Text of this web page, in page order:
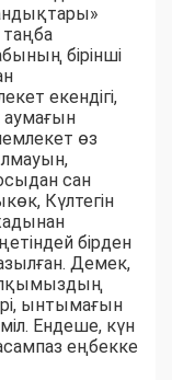
бірінші
екендігі,
аумағын
өз
сан
Күлтегін
бірден
Демек,
ынтымағын
Ендеше, күн
еңбекке